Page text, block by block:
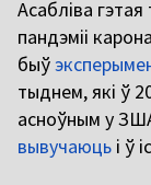
Асабліва
пандэміі
быў
тыднем, які ў
асноўным у
вывучаюць і ў